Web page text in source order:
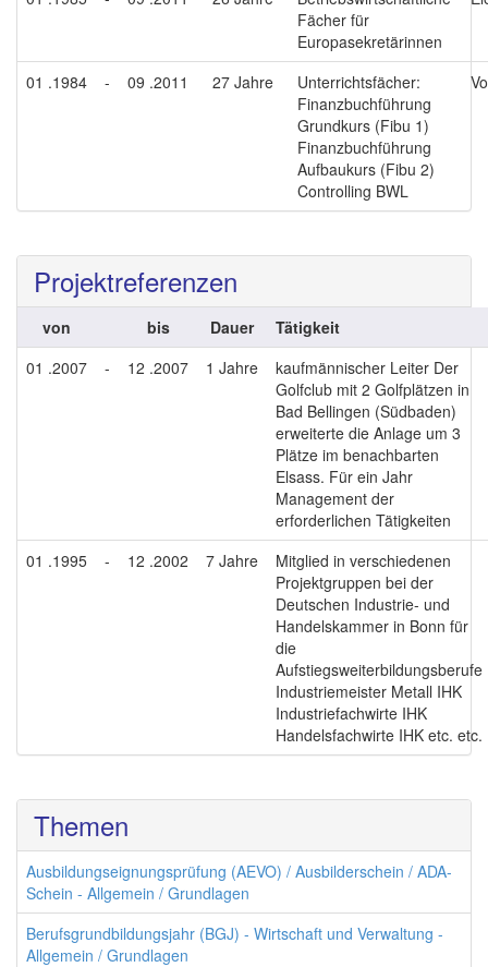
Fächer für
Europasekretärinnen
01 .1984 - 09 .2011 27 Jahre
Unterrichtsfächer:
Finanzbuchführung
Grundkurs (Fibu 1)
Finanzbuchführung
Aufbaukurs (Fibu 2)
Controlling BWL
Projektreferenzen
von bis Dauer
Tätigkeit
01 .2007
- 12 .2007 1 Jahre
kaufmännischer Leiter Der
Golfclub mit 2 Golfplätzen in
Bad Bellingen (Südbaden)
erweiterte die Anlage um 3
Plätze im benachbarten
Elsass. Für ein Jahr
Management der
erforderlichen Tätigkeiten
01 .1995
- 12 .2002 7 Jahre
Mitglied in verschiedenen
Projektgruppen bei der
Deutschen Industrie- und
Handelskammer in Bonn für
die
Aufstiegsweiterbildungsberufe
Industriemeister Metall IHK
Industriefachwirte IHK
Handelsfachwirte IHK etc. etc.
Themen
Ausbildungseignungsprüfung (AEVO) / Ausbilderschein / ADA-
Schein - Allgemein / Grundlagen
Berufsgrundbildungsjahr (BGJ) - Wirtschaft und Verwaltung -
Allgemein / Grundlagen